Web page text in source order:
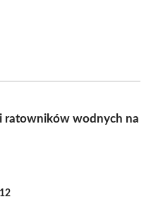
ratowników wodnych na
12